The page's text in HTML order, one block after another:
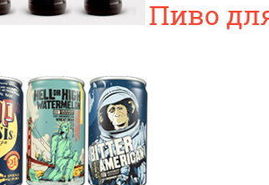
Пиво